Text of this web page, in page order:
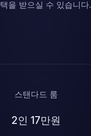
을 받으실 수 있습니다.
스탠다드 룸
2인 17만원